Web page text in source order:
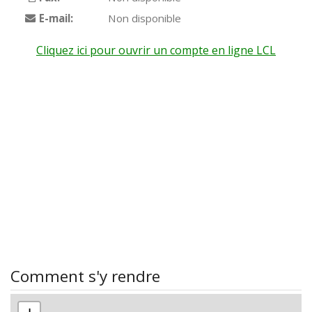
E-mail:
Non disponible
Cliquez ici pour ouvrir un compte en ligne LCL
Comment s'y rendre